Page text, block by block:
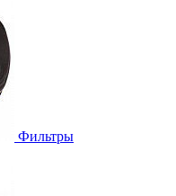
Фильтры